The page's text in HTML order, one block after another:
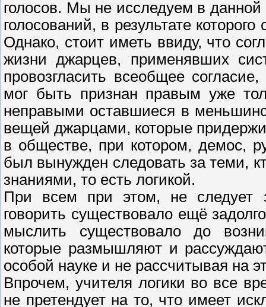
голосов. Мы не исследуем в данной
голосований, в результате
Однако, стоит иметь ввиду, что
жизни джарцев, применявших
провозгласить всеобщее
мог быть признан правым уже
неправыми оставшиеся в
вещей джарцами, которые
в обществе, при котором, демос,
был вынужден следовать за теми,
знаниями, то есть логикой.
При всем при этом, не следует
говорить существовало ещё
мыслить существовало до
которые размышляют и
особой науке и не рассчитывая на
Впрочем, учителя логики во все
не претендует на то, что имеет